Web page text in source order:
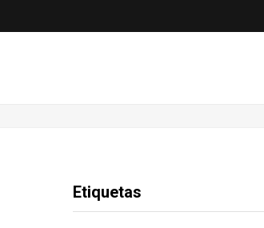
Etiquetas